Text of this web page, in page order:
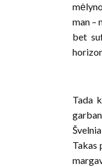
man –
bet
Tada
Takas